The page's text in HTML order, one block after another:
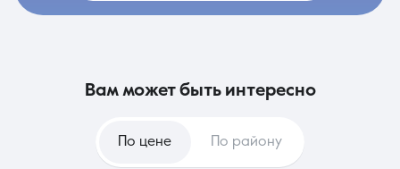
вам может быть интересно
По цене По району